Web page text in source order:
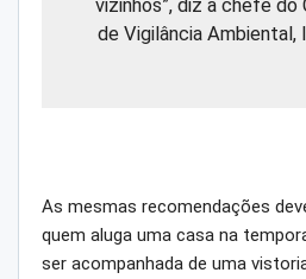
vizinhos”, diz a chefe do
de Vigilância Ambiental,
As mesmas recomendações
quem aluga uma casa na
ser acompanhada de uma